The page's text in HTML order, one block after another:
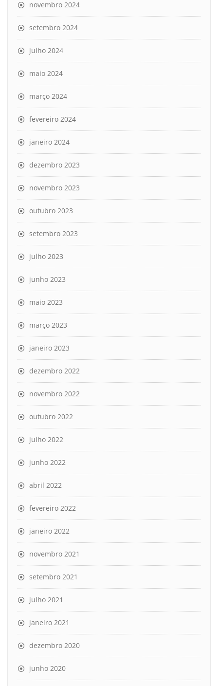
novembro 2024
setembro 2024
julho 2024
maio 2024
março 2024
fevereiro 2024
janeiro 2024
dezembro 2023
novembro 2023
outubro 2023
setembro 2023
julho 2023
junho 2023
maio 2023
março 2023
janeiro 2023
dezembro 2022
novembro 2022
outubro 2022
julho 2022
junho 2022
abril 2022
fevereiro 2022
janeiro 2022
novembro 2021
setembro 2021
julho 2021
janeiro 2021
dezembro 2020
junho 2020